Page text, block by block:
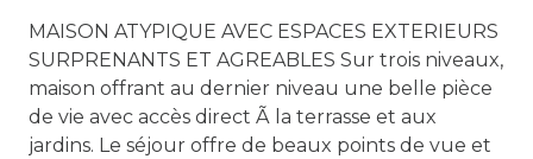
MAISON ATYPIQUE AVEC ESPACES EXTERIEURS
SURPRENANTS ET AGREABLES Sur trois niveaux,
maison offrant au dernier niveau une belle pièce
de vie avec accès direct Ã la terrasse et aux
jardins. Le séjour offre de beaux points de vue et